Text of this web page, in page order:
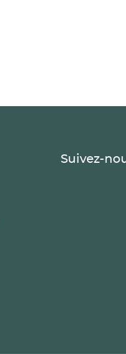
Suivez-